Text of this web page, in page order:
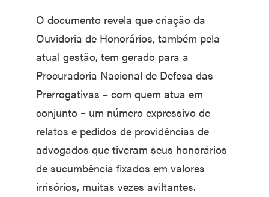
O documento revela que criação da
Ouvidoria de Honorários, também pela
atual gestão, tem gerado para a
Procuradoria Nacional de Defesa das
Prerrogativas – com quem atua em
conjunto – um número expressivo de
relatos e pedidos de providências de
advogados que tiveram seus honorários
de sucumbência fixados em valores
irrisórios, muitas vezes aviltantes.